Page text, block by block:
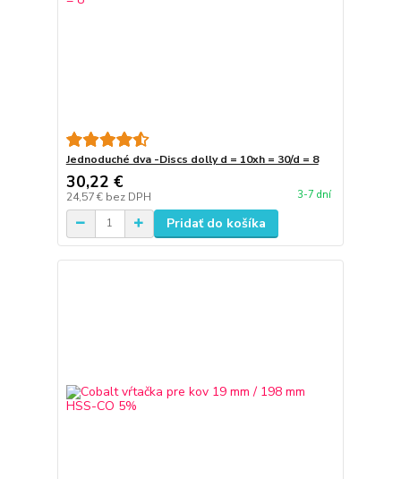
Jednoduché dva -Discs dolly d = 10xh = 30/d = 8
30,22 €
24,57 € bez DPH 3-7 dní
Pridať do košíka